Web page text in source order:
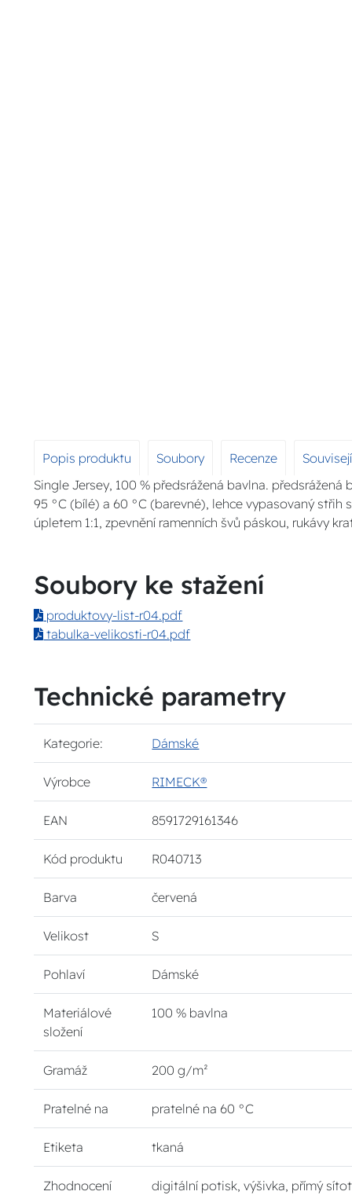
Popis produktu Soubory Recenze
Single Jersey, 100 % předsrážená bavlna.
95 °C (bílé) a 60 °C (barevné), lehce vypasovaný střih
úpletem 1:1, zpevnění ramenních švů páskou, rukávy
Soubory ke stažení
produktovy-list-r04.pdf
tabulka-velikosti-r04.pdf
Technické parametry
Kategorie: Dámské
Výrobce RIMECK®
EAN 8591729161346
Kód produktu R040713
Barva červená
Velikost S
Pohlaví Dámské
Materiálové
složení
100 % bavlna
Gramáž 200 g/m²
Pratelné na pratelné na 60 °C
Etiketa tkaná
Zhodnocení
digitální potisk, výšivka, přímý